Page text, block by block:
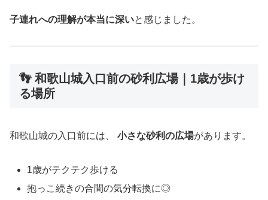
子連れへの理解が本当に深いと感じました。
👣 和歌山城入口前の砂利広場｜1歳が歩け
る場所
和歌山城の入口前には、 小さな砂利の広場があります。
1歳がテクテク歩ける
抱っこ続きの合間の気分転換に◎